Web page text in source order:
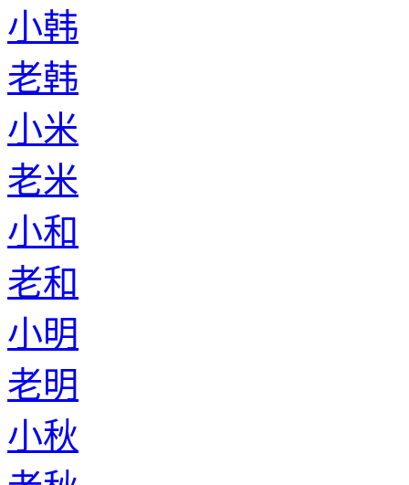
小韩
老韩
小米
老米
小和
老和
小明
老明
小秋